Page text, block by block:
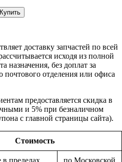
доставку запчастей по всей
исходя из полной
назначения, без доплат за
почтового отделения или офиса
предоставляется скидка в
и 5% при безналичном
с главной страницы сайта).
Стоимость